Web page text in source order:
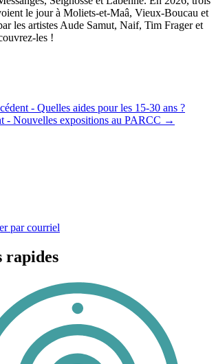
le jour à Moliets-et-Maâ, Vieux-Boucau et
les artistes Aude Samut, Naif, Tim Frager et
les !
- Quelles aides pour les 15-30 ans ?
- Nouvelles expositions au PARCC →
par courriel
rapides